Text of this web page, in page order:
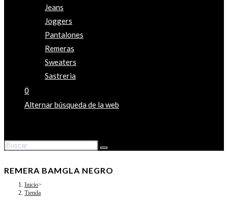
Jeans
Joggers
Pantalones
Remeras
Sweaters
Sastreria
0
Alternar búsqueda de la web
REMERA BAMGLA NEGRO
Inicio>
Tienda